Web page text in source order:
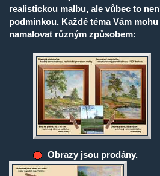
realistickou malbu, ale vůbec to
podmínkou. Každé téma Vám mohu
namalovat různým způsobem:
Obrazy jsou prodány.